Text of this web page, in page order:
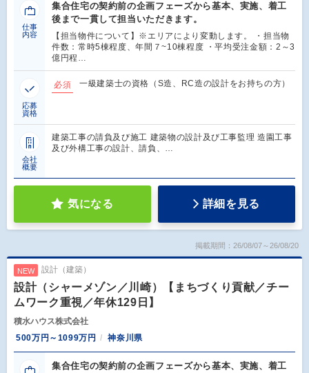
仕事
内容
集合住宅の契約前の企画フェーズから基本、実施、着工
後まで一貫して担当いただきます。
【担当物件について】※エリアにより変動します。 ・担当物
件数：常時5棟程度、年間７~10棟程度 ・平均受注金額：2～3
億円程…
応募
資格
必須 一級建築士の資格（S造、RC造の設計をお持ちの方）
会社
概要
建築工事の請負及び施工 建築物の設計及び工事監理 造園工事
及び外構工事の設計、請負、…
気になる 詳細を見る
掲載期間：26/08/07～26/08/20
NEW 設計（建築）
設計（シャーメゾン／川崎）【まちづくり貢献／チー
ムワーク重視／年休129日】
積水ハウス株式会社
500万円～1099万円
神奈川県
集合住宅の契約前の企画フェーズから基本、実施、着工